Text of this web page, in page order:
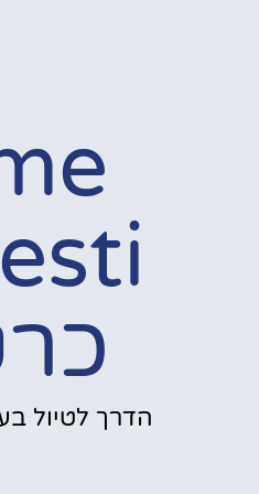
הדרך לטיול